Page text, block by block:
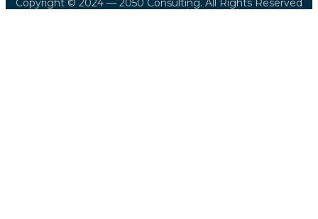
Copyright © 2024 — 2050 Consulting. All Rights Reserved